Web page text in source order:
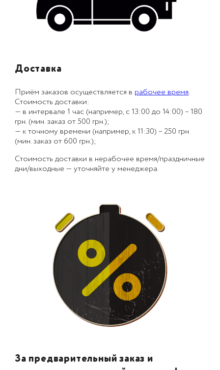
Доставка
Приём заказов осуществляется в рабочее время.
Стоимость доставки:
— в интервале 1 час (например, с 13:00 до 14:00) – 180
грн. (мин. заказ от 500 грн.);
— к точному времени (например, к 11:30) – 250 грн.
(мин. заказ от 600 грн.);
Стоимость доставки в нерабочее время/праздничные
дни/выходные — уточняйте у менеджера.
За предварительный заказ и